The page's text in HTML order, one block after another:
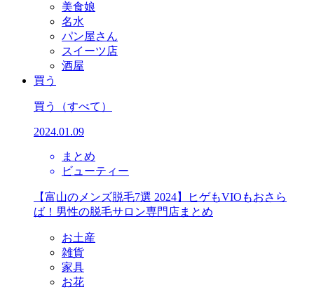
美食娘
名水
パン屋さん
スイーツ店
酒屋
買う
買う （すべて）
2024.01.09
まとめ
ビューティー
【富山のメンズ脱毛7選 2024】ヒゲもVIOもおさら
ば！男性の脱毛サロン専門店まとめ
お土産
雑貨
家具
お花